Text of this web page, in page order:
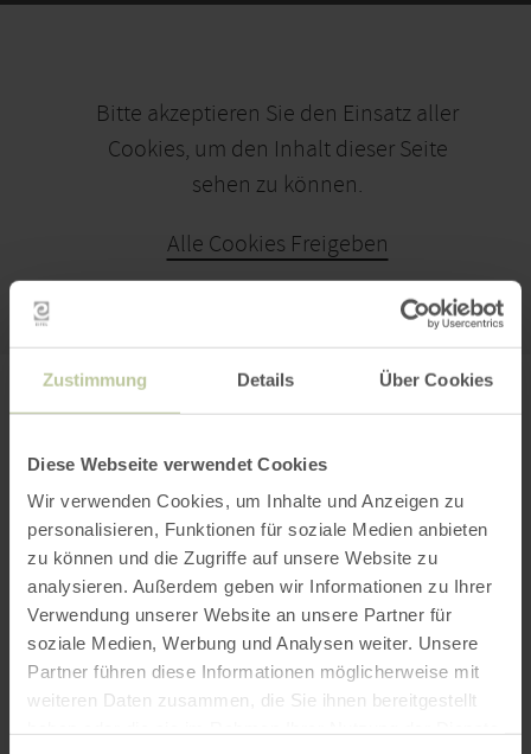
Zustimmung Details Über Cookies
Diese Webseite verwendet Cookies
Wir verwenden Cookies, um Inhalte und Anzeigen zu
personalisieren, Funktionen für soziale Medien anbieten
zu können und die Zugriffe auf unsere Website zu
analysieren. Außerdem geben wir Informationen zu Ihrer
Verwendung unserer Website an unsere Partner für
soziale Medien, Werbung und Analysen weiter. Unsere
Partner führen diese Informationen möglicherweise mit
weiteren Daten zusammen, die Sie ihnen bereitgestellt
KARTE ÖFFNEN
Bitte akzeptieren Sie den Einsatz aller
Cookies, um den Inhalt dieser Seite
sehen zu können.
Alle Cookies Freigeben
PLANEN SIE IHRE
ANREISE
per Google Maps
Anfahrt von: